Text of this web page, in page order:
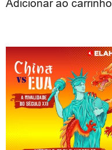
Adicionar ao carrinho